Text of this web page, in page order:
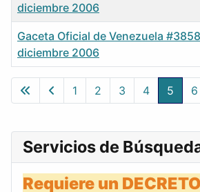
Gacetas
diciembre 2006
Gaceta Oficial de Venezuela
diciembre 2006
1 2 3 4 5 6
Servicios de
Requiere un